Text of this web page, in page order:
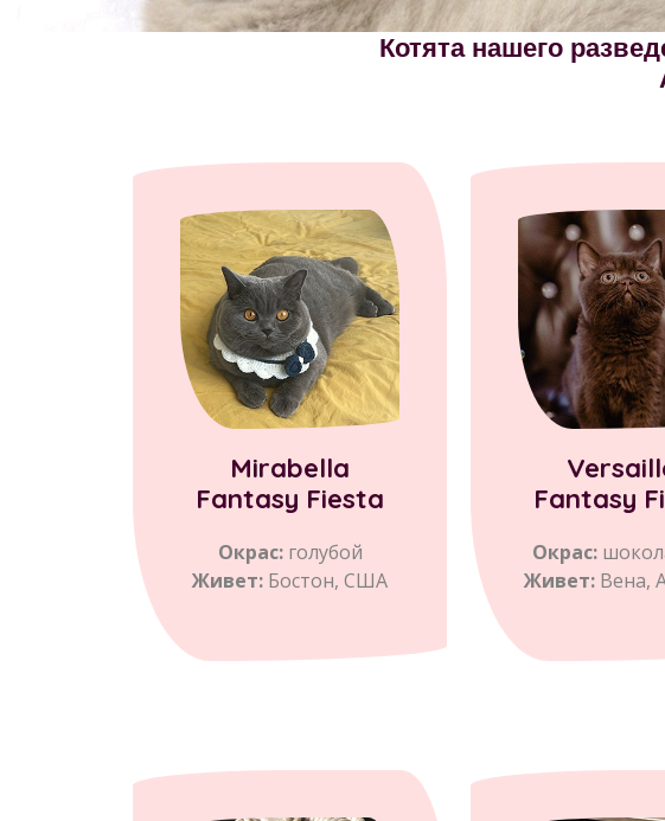
Котята нашего
Mirabella
Fantasy Fiesta
Окрас:голубой
Живет: Бостон, США
Fantasy
Окрас:
Живет: Вена,